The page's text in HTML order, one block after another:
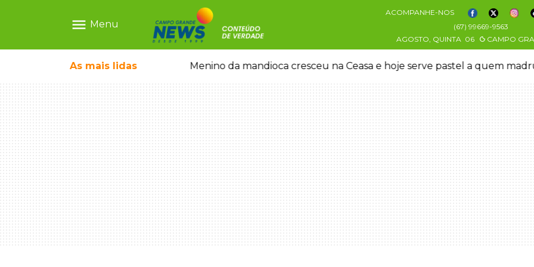
menu Menu
ACOMPANHE-NOS
(67) 99669-9563
AGOSTO, QUINTA 06 CAMPO
As mais lidas
crianças brasileiras Menino da mandioca cresceu na Ceasa e hoje serve pastel a quem